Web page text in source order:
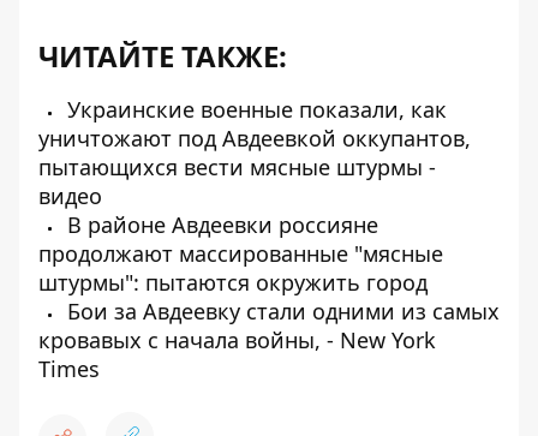
ЧИТАЙТЕ ТАКЖЕ:
Украинские военные показали, как
уничтожают под Авдеевкой оккупантов,
пытающихся вести мясные штурмы -
видео
В районе Авдеевки россияне
продолжают массированные "мясные
штурмы": пытаются окружить город
Бои за Авдеевку стали одними из самых
кровавых с начала войны, - New York
Times